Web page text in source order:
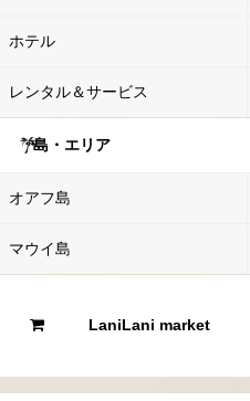
ホテル
レンタル＆サービス
島・エリア
オアフ島
マウイ島
LaniLani market